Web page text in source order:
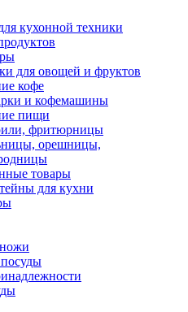
кухонной техники
для овощей и фруктов
кофе
и кофемашины
пищи
фритюрницы
орешницы,
товары
для кухни